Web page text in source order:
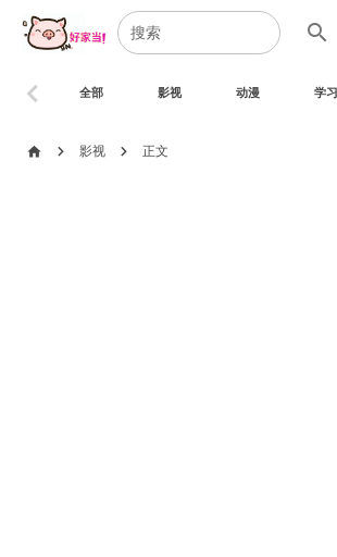
search
全部 影视 动漫 学习
chevron_left
home chevron_right 影视 chevron_right 正文